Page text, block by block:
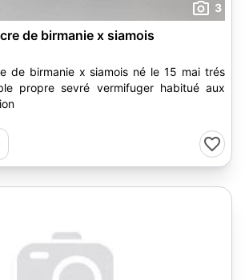
3
de birmanie x siamois
de birmanie x siamois né le 15 mai trés
aux